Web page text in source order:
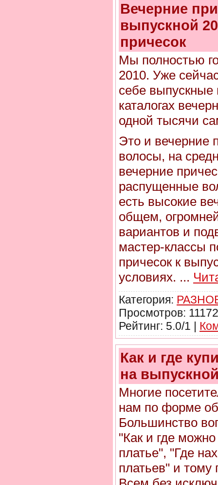
Вечерние
выпускной
причесок
Мы полностью
2010. Уже
себе выпускные
каталогах
одной тысячи
Это и вечерние
волосы, на
вечерние
распущенные
есть высокие
общем,
вариантов и
мастер-классы
причесок к
условиях. ...
Категория:
Просмотров:
Рейтинг: 5.0/1 |
Как и где
на
Многие
нам по форме
Большинство
"Как и где
платье", "Где
платьев" и